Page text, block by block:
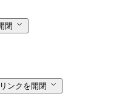
閉
ンクを開閉